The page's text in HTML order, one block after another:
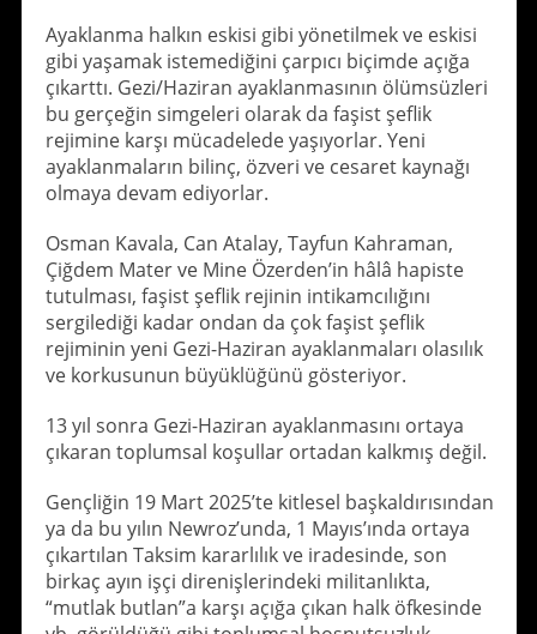
Ayaklanma halkın eskisi gibi yönetilmek ve eskisi
gibi yaşamak istemediğini çarpıcı biçimde açığa
çıkarttı. Gezi/Haziran ayaklanmasının ölümsüzleri
bu gerçeğin simgeleri olarak da faşist şeflik
rejimine karşı mücadelede yaşıyorlar. Yeni
ayaklanmaların bilinç, özveri ve cesaret kaynağı
olmaya devam ediyorlar.
Osman Kavala, Can Atalay, Tayfun Kahraman,
Çiğdem Mater ve Mine Özerden’in hâlâ hapiste
tutulması, faşist şeflik rejinin intikamcılığını
sergilediği kadar ondan da çok faşist şeflik
rejiminin yeni Gezi-Haziran ayaklanmaları olasılık
ve korkusunun büyüklüğünü gösteriyor.
13 yıl sonra Gezi-Haziran ayaklanmasını ortaya
çıkaran toplumsal koşullar ortadan kalkmış değil.
Gençliğin 19 Mart 2025’te kitlesel başkaldırısından
ya da bu yılın Newroz’unda, 1 Mayıs’ında ortaya
çıkartılan Taksim kararlılık ve iradesinde, son
birkaç ayın işçi direnişlerindeki militanlıkta,
“mutlak butlan”a karşı açığa çıkan halk öfkesinde